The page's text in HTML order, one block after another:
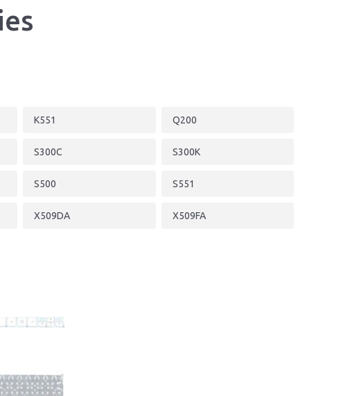
K551 Q200
S300C S300K
S500 S551
X509DA X509FA